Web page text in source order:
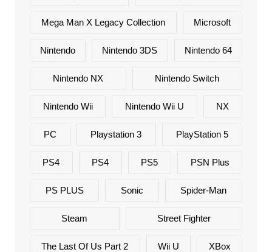
Mega Man X Legacy Collection Microsoft
Nintendo Nintendo 3DS Nintendo 64
Nintendo NX Nintendo Switch
Nintendo Wii Nintendo Wii U NX
PC Playstation 3 PlayStation 5
PS4 PS4 PS5 PSN Plus
PS PLUS Sonic Spider-Man
Steam Street Fighter
The Last Of Us Part 2 Wii U XBox